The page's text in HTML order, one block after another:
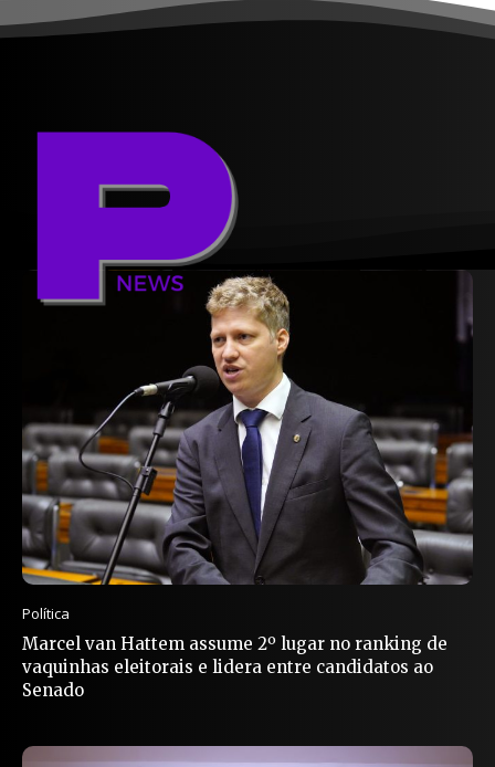
Política
Marcel van Hattem assume 2º lugar no ranking de
vaquinhas eleitorais e lidera entre candidatos ao
Senado